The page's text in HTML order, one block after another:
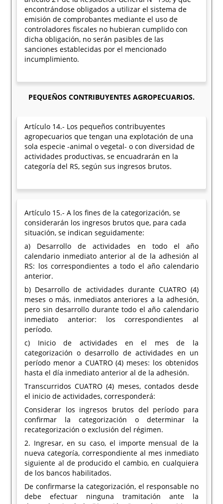
encontrándose obligados a utilizar el sistema de
emisión de comprobantes mediante el uso de
controladores fiscales no hubieran cumplido con
dicha obligación, no serán pasibles de las
sanciones establecidas por el mencionado
incumplimiento.
PEQUEÑOS CONTRIBUYENTES AGROPECUARIOS.
Artículo 14.- Los pequeños contribuyentes
agropecuarios que tengan una explotación de una
sola especie -animal o vegetal- o con diversidad de
actividades productivas, se encuadrarán en la
categoría del RS, según sus ingresos brutos.
Artículo 15.- A los fines de la categorización, se
considerarán los ingresos brutos que, para cada
situación, se indican seguidamente:
a) Desarrollo de actividades en todo el año
calendario inmediato anterior al de la adhesión al
RS: los correspondientes a todo el año calendario
anterior.
b) Desarrollo de actividades durante CUATRO (4)
meses o más, inmediatos anteriores a la adhesión,
pero sin desarrollo durante todo el año calendario
inmediato anterior: los correspondientes al
período.
c) Inicio de actividades en el mes de la
categorización o desarrollo de actividades en un
período menor a CUATRO (4) meses: los obtenidos
hasta el día inmediato anterior al de la adhesión.
Transcurridos CUATRO (4) meses, contados desde
el inicio de actividades, corresponderá:
Considerar los ingresos brutos del período para
confirmar la categorización o determinar la
recategorización o exclusión del régimen.
2. Ingresar, en su caso, el importe mensual de la
nueva categoría, correspondiente al mes inmediato
siguiente al de producido el cambio, en cualquiera
de los bancos habilitados.
De confirmarse la categorización, el responsable no
debe efectuar ninguna tramitación ante la